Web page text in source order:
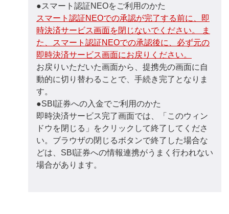
●スマート認証NEOをご利用のかた
スマート認証NEOでの承認が完了する前に、即
時決済サービス画面を閉じないでください。 ま
た、スマート認証NEOでの承認後に、必ず元の
即時決済サービス画面にお戻りください。
お戻りいただいた画面から、提携先の画面に自
動的に切り替わることで、手続き完了となりま
す。
●SBI証券への入金でご利用のかた
即時決済サービス完了画面では、「このウィン
ドウを閉じる」をクリックして終了してくださ
い。ブラウザの閉じるボタンで終了した場合な
どは、SBI証券への情報連携がうまく行われない
場合があります。